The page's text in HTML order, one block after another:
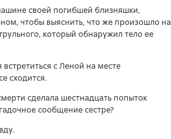
своей погибшей близняшки,
чтобы выяснить, что же произошло на
который обнаружил тело ее
с Леной на месте
сходится.
сделала шестнадцать попыток
сообщение сестре?